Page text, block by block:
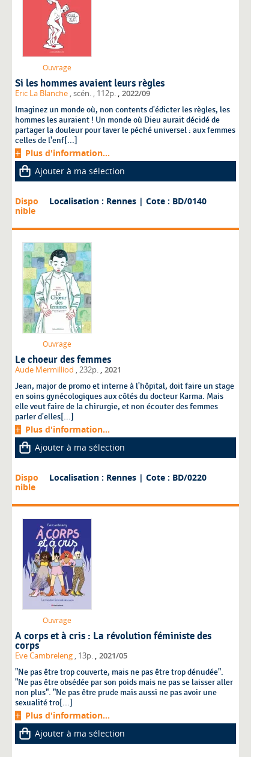
Ouvrage
Si les hommes avaient leurs règles
Eric La Blanche , scén. , 112p. , 2022/09
Imaginez un monde où, non contents d'édicter les règles, les
hommes les auraient ! Un monde où Dieu aurait décidé de
partager la douleur pour laver le péché universel : aux femmes
celles de l'enf[...]
Plus d'information...
Ajouter à ma sélection
Dispo
nible
Localisation : Rennes | Cote : BD/0140
Ouvrage
Le choeur des femmes
Aude Mermilliod , 232p. , 2021
Jean, major de promo et interne à l'hôpital, doit faire un stage
en soins gynécologiques aux côtés du docteur Karma. Mais
elle veut faire de la chirurgie, et non écouter des femmes
parler d'elles[...]
Plus d'information...
Ajouter à ma sélection
Dispo
nible
Localisation : Rennes | Cote : BD/0220
Ouvrage
A corps et à cris : La révolution féministe des
corps
Eve Cambreleng , 13p. , 2021/05
"Ne pas être trop couverte, mais ne pas être trop dénudée".
"Ne pas être obsédée par son poids mais ne pas se laisser aller
non plus". "Ne pas être prude mais aussi ne pas avoir une
sexualité tro[...]
Plus d'information...
Ajouter à ma sélection